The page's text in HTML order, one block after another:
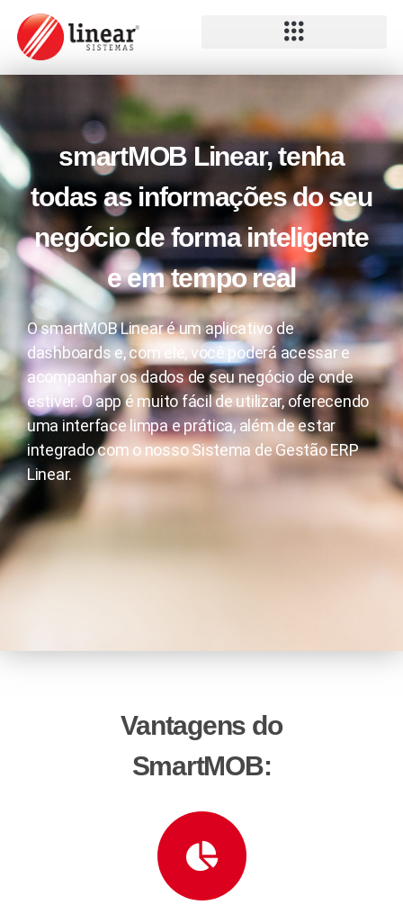
smartMOB Linear, tenha
todas as informações do seu
negócio de forma inteligente
e em tempo real
O smartMOB Linear é um aplicativo de
dashboards e, com ele, você poderá acessar e
acompanhar os dados de seu negócio de onde
estiver. O app é muito fácil de utilizar, oferecendo
uma interface limpa e prática, além de estar
integrado com o nosso Sistema de Gestão ERP
Linear.
Vantagens do
SmartMOB: